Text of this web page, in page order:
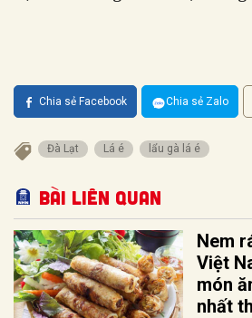
Chia sẻ Facebook Chia sẻ Zalo
Đà Lạt Lá é lẩu gà lá é
Bài liên quan
Nem
Việt
món
nhất